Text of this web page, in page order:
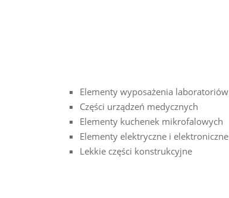
Elementy wyposażenia laboratoriów
Części urządzeń medycznych
Elementy kuchenek mikrofalowych
Elementy elektryczne i elektroniczne
Lekkie części konstrukcyjne